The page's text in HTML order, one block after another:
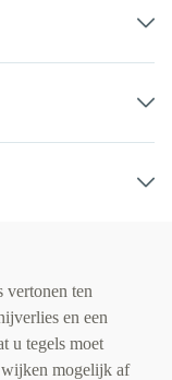
vertonen ten
en een
u tegels moet
wijken mogelijk af